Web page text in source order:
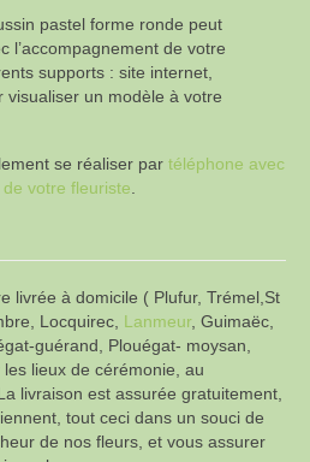
pastel forme ronde peut
l’accompagnement de votre
supports : site internet,
un modèle à votre
se réaliser par téléphone avec
votre fleuriste
livrée à domicile ( Plufur, Trémel,St
Locquirec, Lanmeur, Guimaëc,
guérand, Plouégat- moysan,
lieux de cérémonie, au
livraison est assurée gratuitement,
tout ceci dans un souci de
de nos fleurs, et vous assurer